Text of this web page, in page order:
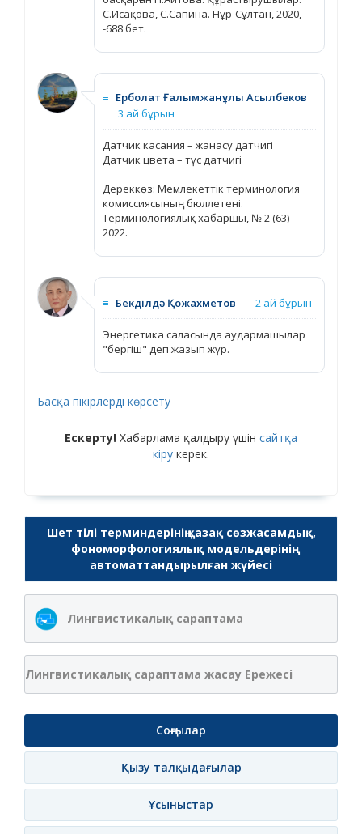
С.Исақова, С.Сапина. Нұр-Сұлтан, 2020,
-688 бет.
≡ Ерболат Ғалымжанұлы Асылбеков
3 ай бұрын
Датчик касания – жанасу датчигі
Датчик цвета – түс датчигі
Дереккөз: Мемлекеттік терминология
комиссиясының бюллетені.
Терминологиялық хабаршы, № 2 (63)
2022.
≡ Бекділдә Қожахметов 2 ай бұрын
Энергетика саласында аудармашылар
"бергіш" деп жазып жүр.
Басқа пікірлерді көрсету
Ескерту! Хабарлама қалдыру үшін сайтқа
кіру керек.
Шет тілі терминдерінің қазақ сөзжасамдық,
фономорфологиялық модельдерінің
автоматтандырылған жүйесі
Лингвистикалық сараптама
Лингвистикалық сараптама жасау Ережесі
Соңғылар
Қызу талқыдағылар
Ұсыныстар